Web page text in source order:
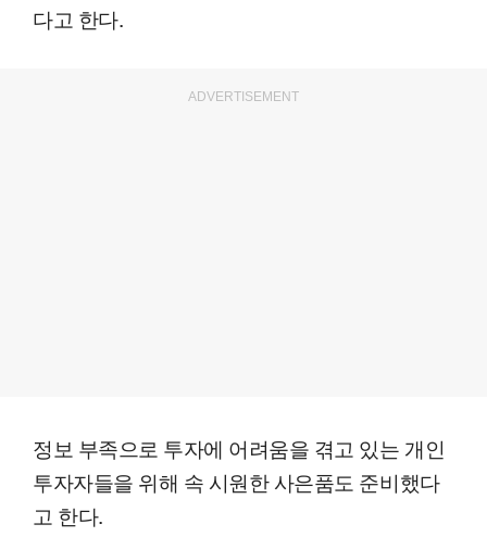
다고 한다.
ADVERTISEMENT
정보 부족으로 투자에 어려움을 겪고 있는 개인
투자자들을 위해 속 시원한 사은품도 준비했다
고 한다.